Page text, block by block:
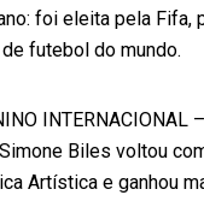
foi eleita pela Fifa,
futebol do mundo.
INTERNACIONAL
Biles voltou
Artística e ganhou